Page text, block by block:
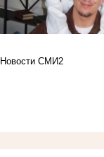
Новости СМИ2